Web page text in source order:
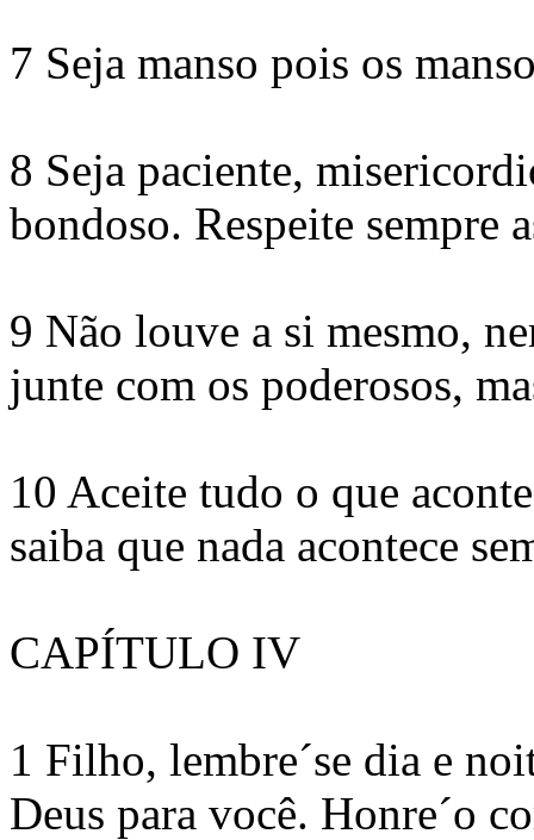
7 Seja manso pois os
8 Seja paciente,
bondoso. Respeite sempre
9 Não louve a si mesmo,
junte com os poderosos,
10 Aceite tudo o que
saiba que nada acontece
CAPÍTULO IV
1 Filho, lembre´se dia e
Deus para você. Honre´o